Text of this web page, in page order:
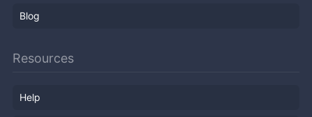
Blog
Resources
Help